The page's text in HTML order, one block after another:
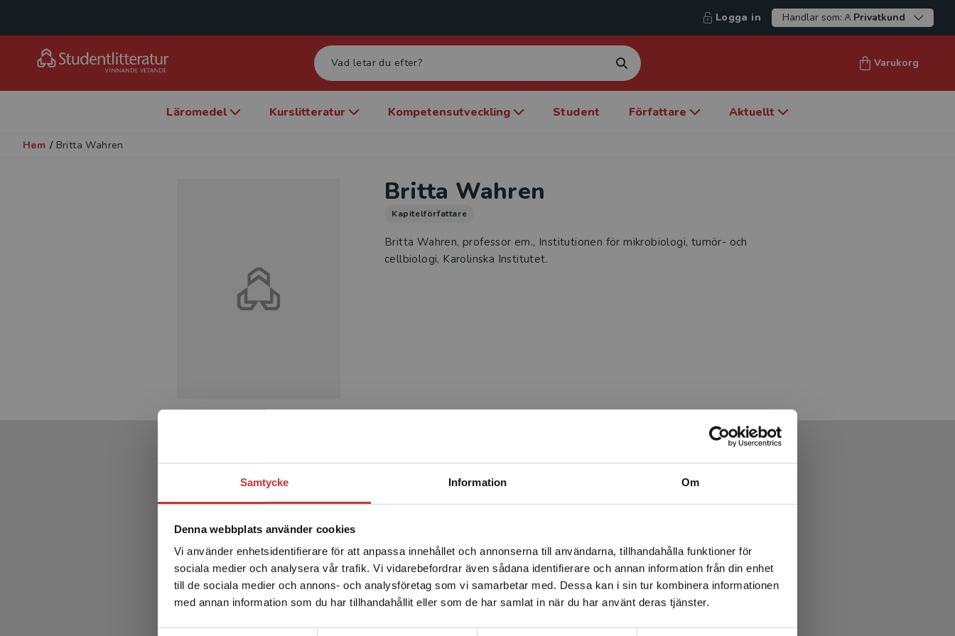
Samtycke Information Om
Denna webbplats använder cookies
Vi använder enhetsidentifierare för att anpassa innehållet och annonserna till användarna, tillhandahålla funktioner för
sociala medier och analysera vår trafik. Vi vidarebefordrar även sådana identifierare och annan information från din enhet
till de sociala medier och annons- och analysföretag som vi samarbetar med. Dessa kan i sin tur kombinera informationen
med annan information som du har tillhandahållit eller som de har samlat in när du har använt deras tjänster.
Begränsad fraktregion
Det verkar som att du besöker studentlitteratur.se via en
enhet utanför Sverige. Vi erbjuder inte leveranser utanför
Sverige. För att kunna slutföra ett köp måste
leveransadressen vara i Sverige.Läs mer
Logga in Handlar som: Privatkund
Varukorg
Läromedel Kurslitteratur Kompetensutveckling Student Författare Aktuellt
Hem / Britta Wahren
Britta Wahren
Kapitelförfattare
Britta Wahren, professor em., Institutionen för mikrobiologi, tumör- och
cellbiologi, Karolinska Institutet.
Produkter